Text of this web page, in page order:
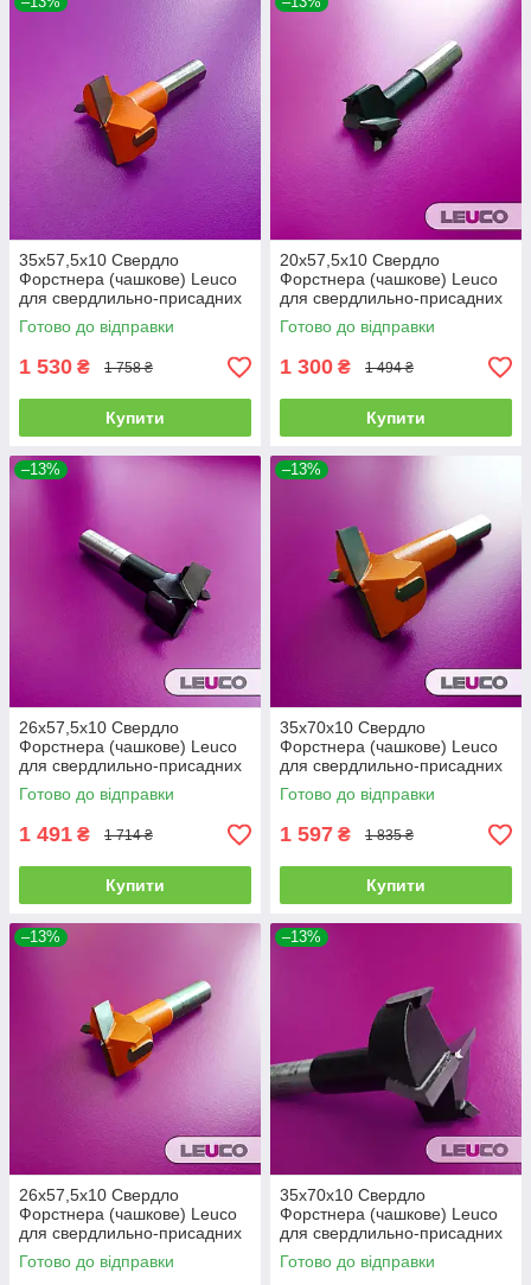
35х57,5х10 Свердло
Форстнера (чашкове) Leuco
для свердлильно-присадних
верстатів (ліве)
Готово до відправки
1 530 ₴ 1 758 ₴
Купити
20х57,5х10 Свердло
Форстнера (чашкове) Leuco
для свердлильно-присадних
верстатів, (праве)
Готово до відправки
1 300 ₴ 1 494 ₴
Купити
–13%
26х57,5х10 Свердло
Форстнера (чашкове) Leuco
для свердлильно-присадних
верстатів, (праве)
Готово до відправки
1 491 ₴ 1 714 ₴
Купити
–13%
35х70х10 Свердло
Форстнера (чашкове) Leuco
для свердлильно-присадних
верстатів, (ліве)
Готово до відправки
1 597 ₴ 1 835 ₴
Купити
–13%
26х57,5х10 Свердло
Форстнера (чашкове) Leuco
для свердлильно-присадних
верстатів, (ліве)
Готово до відправки
–13%
35х70х10 Свердло
Форстнера (чашкове) Leuco
для свердлильно-присадних
верстатів, (праве)
Готово до відправки